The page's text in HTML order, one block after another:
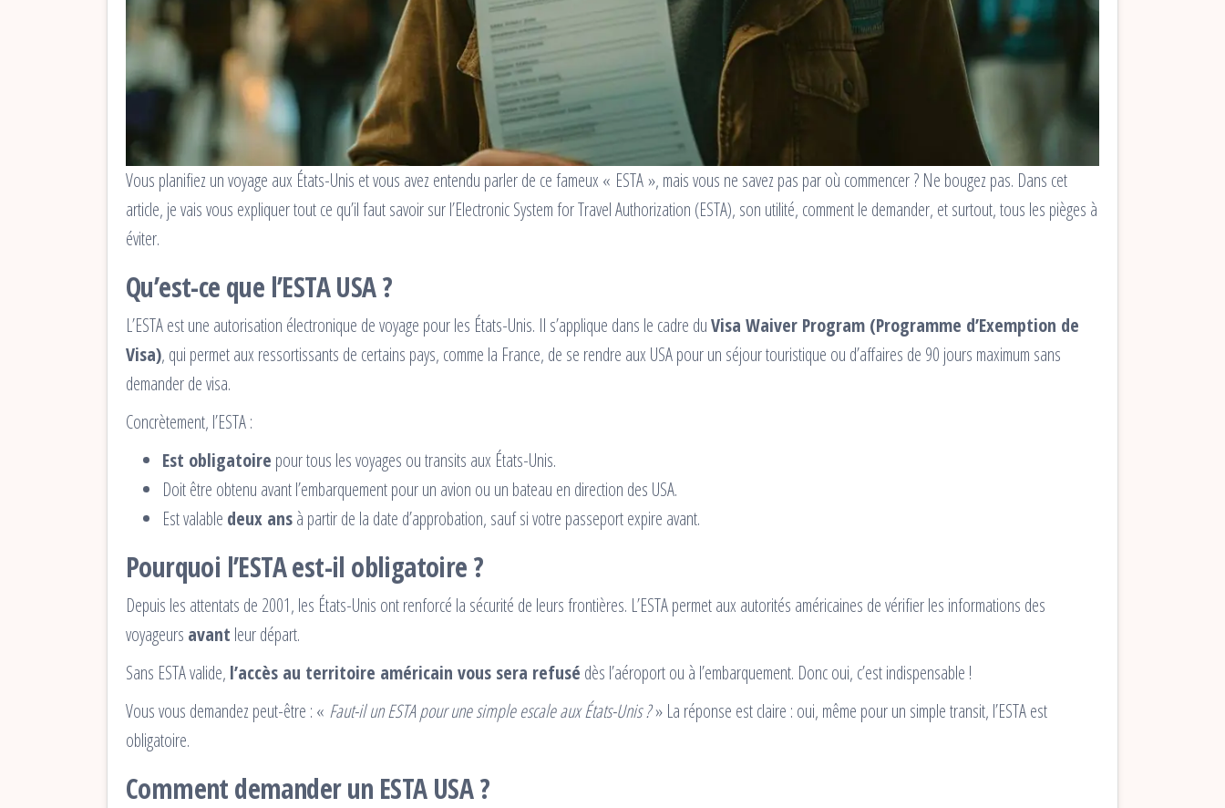
Vous planifiez un voyage aux États-Unis et vous avez entendu parler de ce fameux « ESTA », mais vous ne savez pas par où commencer ? Ne bougez pas. Dans cet
article, je vais vous expliquer tout ce qu’il faut savoir sur l’Electronic System for Travel Authorization (ESTA), son utilité, comment le demander, et surtout, tous les pièges à
éviter.
Qu’est-ce que l’ESTA USA ?
L’ESTA est une autorisation électronique de voyage pour les États-Unis. Il s’applique dans le cadre duVisa Waiver Program (Programme d’Exemption de
Visa), qui permet aux ressortissants de certains pays, comme la France, de se rendre aux USA pour un séjour touristique ou d’affaires de 90 jours maximum sans
demander de visa.
Concrètement, l’ESTA :
Est obligatoire pour tous les voyages ou transits aux États-Unis.
Doit être obtenu avant l’embarquement pour un avion ou un bateau en direction des USA.
Est valable deux ansà partir de la date d’approbation, sauf si votre passeport expire avant.
Pourquoi l’ESTA est-il obligatoire ?
Depuis les attentats de 2001, les États-Unis ont renforcé la sécurité de leurs frontières. L’ESTA permet aux autorités américaines de vérifier les informations des
voyageurs avant leur départ.
Sans ESTA valide, l’accès au territoire américain vous sera refusé dès l’aéroport ou à l’embarquement. Donc oui, c’est indispensable !
Vous vous demandez peut-être : « Faut-il un ESTA pour une simple escale aux États-Unis ?» La réponse est claire : oui, même pour un simple transit, l’ESTA est
obligatoire.
Comment demander un ESTA USA ?